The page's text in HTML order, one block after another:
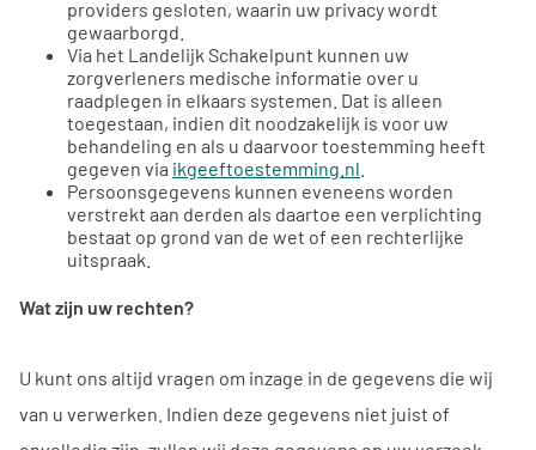
providers gesloten, waarin uw privacy wordt
gewaarborgd.
Via het Landelijk Schakelpunt kunnen uw
zorgverleners medische informatie over u
raadplegen in elkaars systemen. Dat is alleen
toegestaan, indien dit noodzakelijk is voor uw
behandeling en als u daarvoor toestemming heeft
gegeven via ikgeeftoestemming.nl
Persoonsgegevens kunnen eveneens worden
verstrekt aan derden als daartoe een verplichting
bestaat op grond van de wet of een rechterlijke
uitspraak.
Wat zijn uw rechten?
U kunt ons altijd vragen om inzage in de gegevens die wij
van u verwerken. Indien deze gegevens niet juist of